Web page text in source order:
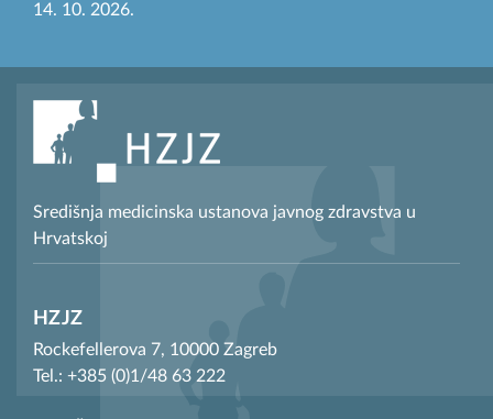
14. 10. 2026.
Središnja medicinska ustanova javnog zdravstva u
Hrvatskoj
HZJZ
Rockefellerova 7, 10000 Zagreb
Tel.: +385 (0)1/48 63 222